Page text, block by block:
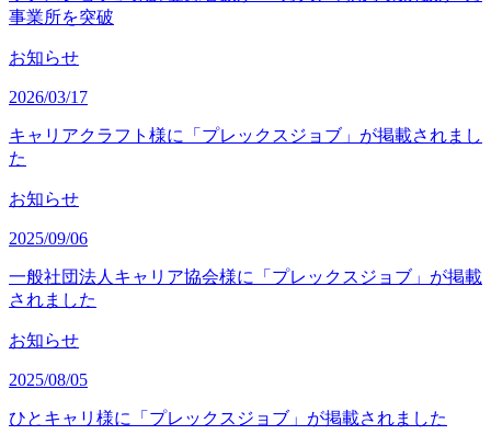
事業所を突破
お知らせ
2026/03/17
キャリアクラフト様に「プレックスジョブ」が掲載されまし
た
お知らせ
2025/09/06
一般社団法人キャリア協会様に「プレックスジョブ」が掲載
されました
お知らせ
2025/08/05
ひとキャリ様に「プレックスジョブ」が掲載されました